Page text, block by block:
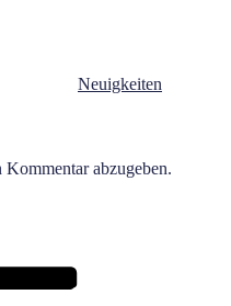
Neuigkeiten
Kommentar abzugeben.